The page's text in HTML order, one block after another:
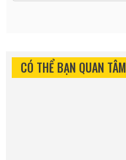
CÓ THỂ BẠN QUAN TÂM